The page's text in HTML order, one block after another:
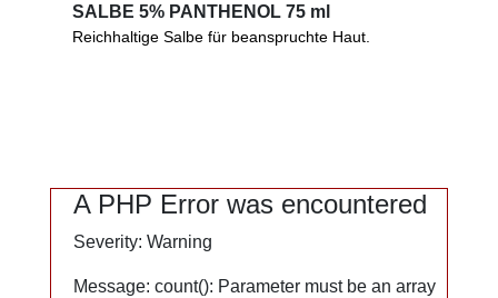
SALBE 5% PANTHENOL 75 ml
Reichhaltige, fettspendende Salbe für
PEG
SALBE 5% PANTHENOL 75 ml
Reichhaltige Salbe für beanspruchte Haut.
A PHP Error was encountered
Severity: Warning
Message: count(): Parameter must be an array
A PHP Error was encountered
Severity: Warning
Message: count(): Parameter must be an array